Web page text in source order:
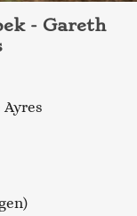
- Gareth